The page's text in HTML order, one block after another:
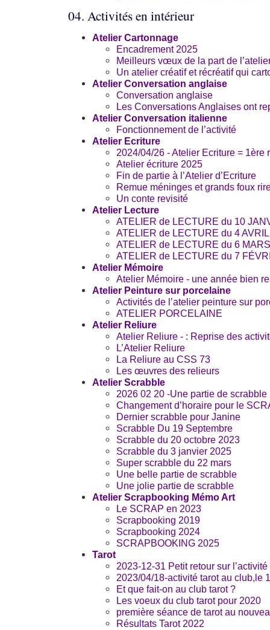
04. Activités en intérieur
Atelier Cartonnage
Encadrement 2025
Meilleurs vœux de la part de
Un atelier créatif et récréatif qui
Atelier Conversation anglaise
Conversation anglaise
Les Conversations Anglaises ont
Atelier Conversation italienne
Fonctionnement de l’activité
Atelier Ecriture
2024/04/26 - Atelier Ecriture = 1ère
Atelier écriture 2025
Fin de partie à l’Atelier d’Ecriture
Remue méninges et grands foux
Un conte revisité
Atelier Lecture
ATELIER de LECTURE du 10
ATELIER de LECTURE du 4
ATELIER de LECTURE du 6
ATELIER de LECTURE du 7
Atelier Mémoire
Atelier Mémoire - une année bien
Atelier Peinture sur porcelaine
Activités de l’atelier peinture sur
ATELIER PORCELAINE
Atelier Reliure
Atelier Reliure - : Reprise des
L’Atelier Reliure
La Reliure au CSS 73
Les œuvres des relieurs
Atelier Scrabble
2026 02 20 -Une partie de scrabble
Changement d’horaire pour le
Dernier scrabble pour Janine
Scrabble Du 19 Septembre
Scrabble du 20 octobre 2023
Scrabble du 3 janvier 2025
Super scrabble du 22 mars
Une belle partie de scrabble
Une jolie partie de scrabble
Atelier Scrapbooking Mémo Art
Le SCRAP en 2023
Scrapbooking 2019
Scrapbooking 2024
SCRAPBOOKING 2025
Tarot
2023-12-31 Petit retour sur
2023/04/18-activité tarot au club,le
Et que fait-on au club tarot ?
Les voeux du club tarot pour 2020
première séance de tarot au
Résultats Tarot 2022